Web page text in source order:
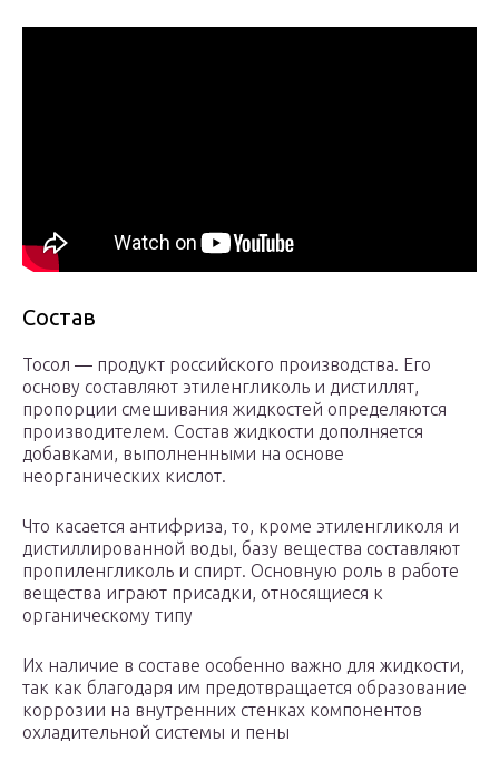
Состав
Тосол — продукт российского производства. Его
основу составляют этиленгликоль и дистиллят,
пропорции смешивания жидкостей определяются
производителем. Состав жидкости дополняется
добавками, выполненными на основе
неорганических кислот.
Что касается антифриза, то, кроме этиленгликоля и
дистиллированной воды, базу вещества составляют
пропиленгликоль и спирт. Основную роль в работе
вещества играют присадки, относящиеся к
органическому типу
Их наличие в составе особенно важно для жидкости,
так как благодаря им предотвращается образование
коррозии на внутренних стенках компонентов
охладительной системы и пены